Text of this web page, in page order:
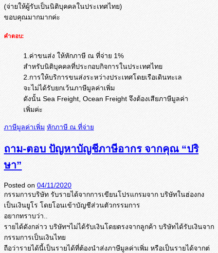
(จ่ายให้ผู้รับเป็นนิติบุคคลในประเทศไทย)
ขอบคุณมากมากค่ะ
คำตอบ:
1.ค่าขนส่ง ให้หักภาษี ณ ที่จ่าย 1%
สำหรับนิติบุคคลที่ประกอบกิจการในประเทศไทย
2.การให้บริการขนส่งระหว่างประเทศโดยเรือเดินทะเล
จะไม่ได้รับยกเว้นภาษีมูลค่าเพิ่ม
ดังนั้น Sea Freight, Ocean Freight จึงต้องเสียภาษีมูลค่า
เพิ่มค่ะ
ภาษีมูลค่าเพิ่ม หักภาษี ณ ที่จ่าย
ถาม-ตอบ ปัญหาบัญชีภาษีอากร จากคุณ “ปริ
ษา”
Posted on 04/11/2020
กรรมการบริษัท รับรายได้จากการเขียนโปรแกรมจาก บริษัทในฮ่องกง
เป็นเงินยูโร โดยโอนเข้าบัญชีส่วนตัวกรรมการ
อยากทราบว่า..
รายได้ดังกล่าว บริษัทฯไม่ได้รับเงินโดยตรงจากลูกค้า บริษัทได้รับเงินจาก
กรรมการเป็นเงินไทย
ถือว่ารายได้นี้เป็นรายได้ที่ต้องนำส่งภาษีมูลค่าเพิ่ม หรือเป็นรายได้จากต่